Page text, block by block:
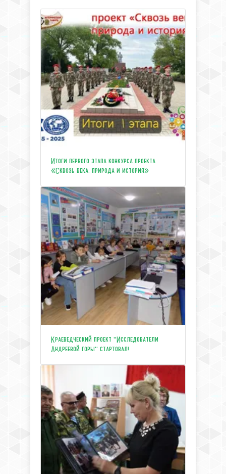
Итоги первого этапа конкурса проекта
«Сквозь века: природа и история»
Краеведческий проект "Исследователи
Андреевой горы" стартовал!